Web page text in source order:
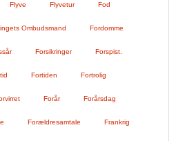
Flyve Flyvetur Fod
Ombudsmand Fordomme
Forsikringer Forspist.
Fortiden Fortrolig
Forår Forårsdag
Forældresamtale Frankrig